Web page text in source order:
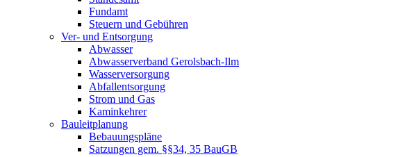
Fundamt
Steuern und Gebühren
Ver- und Entsorgung
Abwasser
Abwasserverband Gerolsbach-Ilm
Wasserversorgung
Abfallentsorgung
Strom und Gas
Kaminkehrer
Bauleitplanung
Bebauungspläne
Satzungen gem. §§34, 35 BauGB